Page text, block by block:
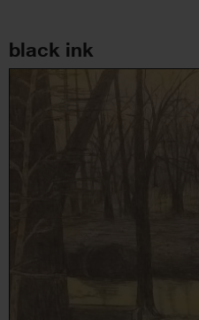
black ink